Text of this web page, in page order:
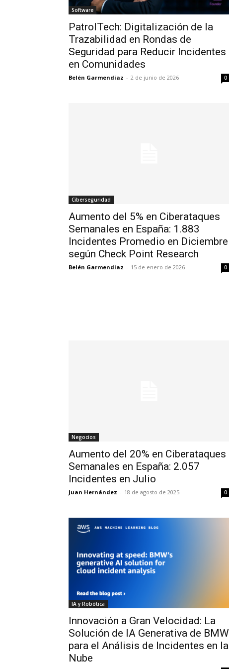
Software
PatrolTech: Digitalización de la
Trazabilidad en Rondas de
Seguridad para Reducir Incidentes
en Comunidades
Belén Garmendiaz - 2 de junio de 2026 0
Ciberseguridad
Aumento del 5% en Ciberataques
Semanales en España: 1.883
Incidentes Promedio en Diciembre
según Check Point Research
Belén Garmendiaz - 15 de enero de 2026 0
Negocios
Aumento del 20% en Ciberataques
Semanales en España: 2.057
Incidentes en Julio
Juan Hernández - 18 de agosto de 2025 0
IA y Robótica
Innovación a Gran Velocidad: La
Solución de IA Generativa de BMW
para el Análisis de Incidentes en la
Nube